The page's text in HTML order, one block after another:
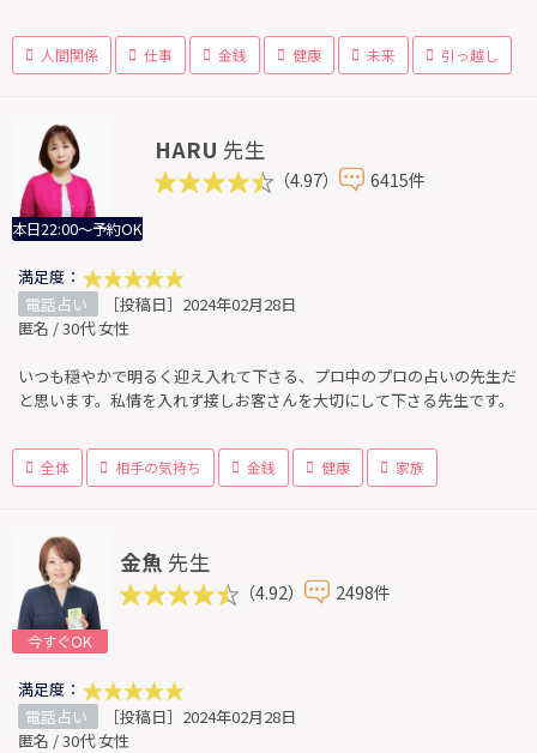
人間関係 仕事 金銭 健康 未来 引っ越し
本日22:00～予約OK
HARU 先生
（4.97） 6415件
満足度：
電話占い
［投稿日］2024年02月28日
匿名 / 30代 女性
いつも穏やかで明るく迎え入れて下さる、プロ中のプロの占いの先生だ
と思います。私情を入れず接しお客さんを大切にして下さる先生です。
全体 相手の気持ち 金銭 健康 家族
今すぐOK
金魚 先生
（4.92） 2498件
満足度：
電話占い
［投稿日］2024年02月28日
匿名 / 30代 女性